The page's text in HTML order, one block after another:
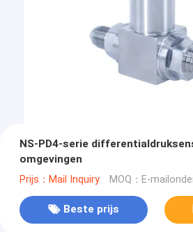
NS-PD4-serie
omgevingen
Prijs：Mail Inquiry MOQ：E-
Beste prijs